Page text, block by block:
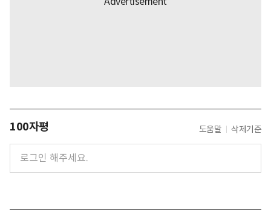
100자평 도움말 삭제기준